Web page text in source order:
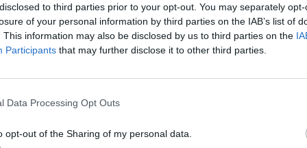
to third parties prior to your opt-out. You may separately
of your personal information by third parties on the IAB’s list of
This information may also be disclosed by us to third parties on the
Participants that may further disclose it to other third parties.
Data Processing Opt Outs
opt-out of the Sharing of my personal data.
kér, eljön.
szerepel, hogy autonóm gyakorló
és család-pszichoterapeuta. De mit
ez egy beszélgetés, én kérdezek, a
együtt gondolkodunk. Előfordul, hogy a